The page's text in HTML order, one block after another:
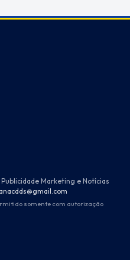
Marketing e Notícias
somente com autorização